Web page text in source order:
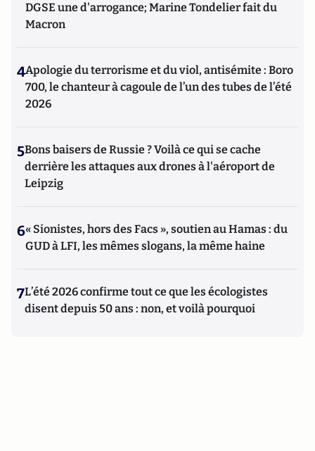
DGSE une d'arrogance; Marine Tondelier fait du
Macron
4Apologie du terrorisme et du viol, antisémite : Boro
700, le chanteur à cagoule de l’un des tubes de l’été
2026
5Bons baisers de Russie ? Voilà ce qui se cache
derrière les attaques aux drones à l'aéroport de
Leipzig
6« Sionistes, hors des Facs », soutien au Hamas : du
GUD à LFI, les mêmes slogans, la même haine
7L’été 2026 confirme tout ce que les écologistes
disent depuis 50 ans : non, et voilà pourquoi